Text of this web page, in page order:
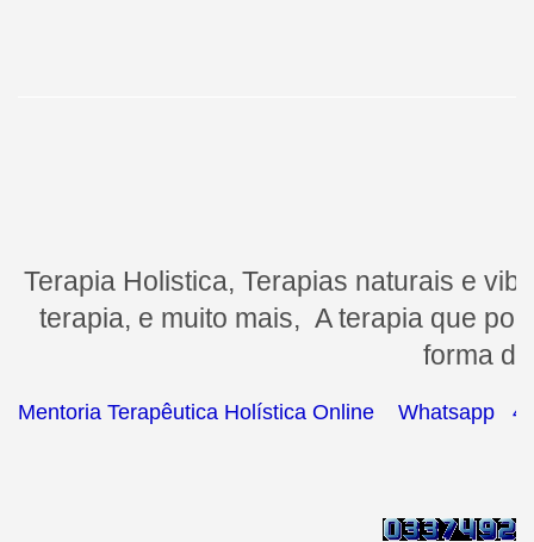
Terapia Holistica, Terapias naturais e
terapia, e muito mais, A terapia que
forma
Mentoria Terapêutica Holística Online Whatsapp